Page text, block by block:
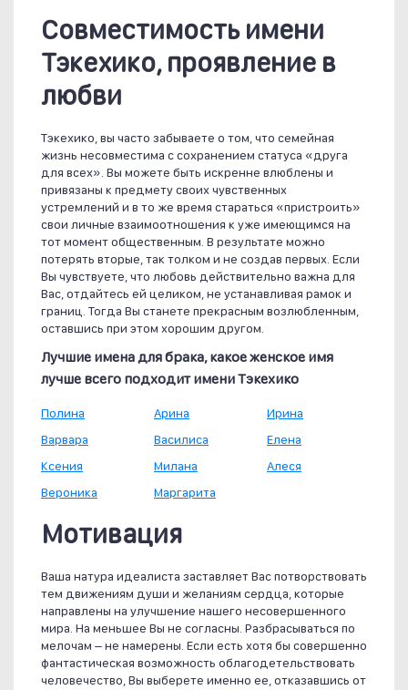
Совместимость имени
Тэкехико, проявление в
любви
Тэкехико, вы часто забываете о том, что семейная
жизнь несовместима с сохранением статуса «друга
для всех». Вы можете быть искренне влюблены и
привязаны к предмету своих чувственных
устремлений и в то же время стараться «пристроить»
свои личные взаимоотношения к уже имеющимся на
тот момент общественным. В результате можно
потерять вторые, так толком и не создав первых. Если
Вы чувствуете, что любовь действительно важна для
Вас, отдайтесь ей целиком, не устанавливая рамок и
границ. Тогда Вы станете прекрасным возлюбленным,
оставшись при этом хорошим другом.
Лучшие имена для брака, какое женское имя
лучше всего подходит имени Тэкехико
Полина
Варвара
Ксения
Вероника
Арина
Василиса
Милана
Маргарита
Ирина
Елена
Алеся
Мотивация
Ваша натура идеалиста заставляет Вас потворствовать
тем движениям души и желаниям сердца, которые
направлены на улучшение нашего несовершенного
мира. На меньшее Вы не согласны. Разбрасываться по
мелочам – не намерены. Если есть хотя бы совершенно
фантастическая возможность облагодетельствовать
человечество, Вы выберете именно ее, отказавшись от